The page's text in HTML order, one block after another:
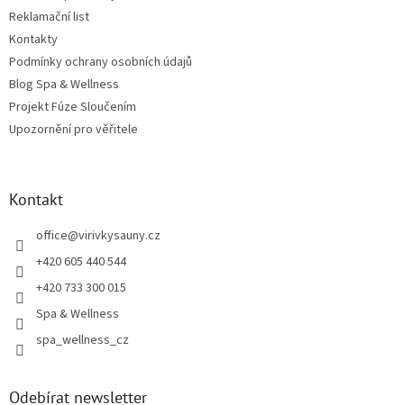
Reklamační list
Kontakty
Podmínky ochrany osobních údajů
Blog Spa & Wellness
Projekt Fúze Sloučením
Upozornění pro věřitele
Kontakt
office@virivkysauny.cz
+420 605 440 544
+420 733 300 015
Spa & Wellness
spa_wellness_cz
Odebírat newsletter